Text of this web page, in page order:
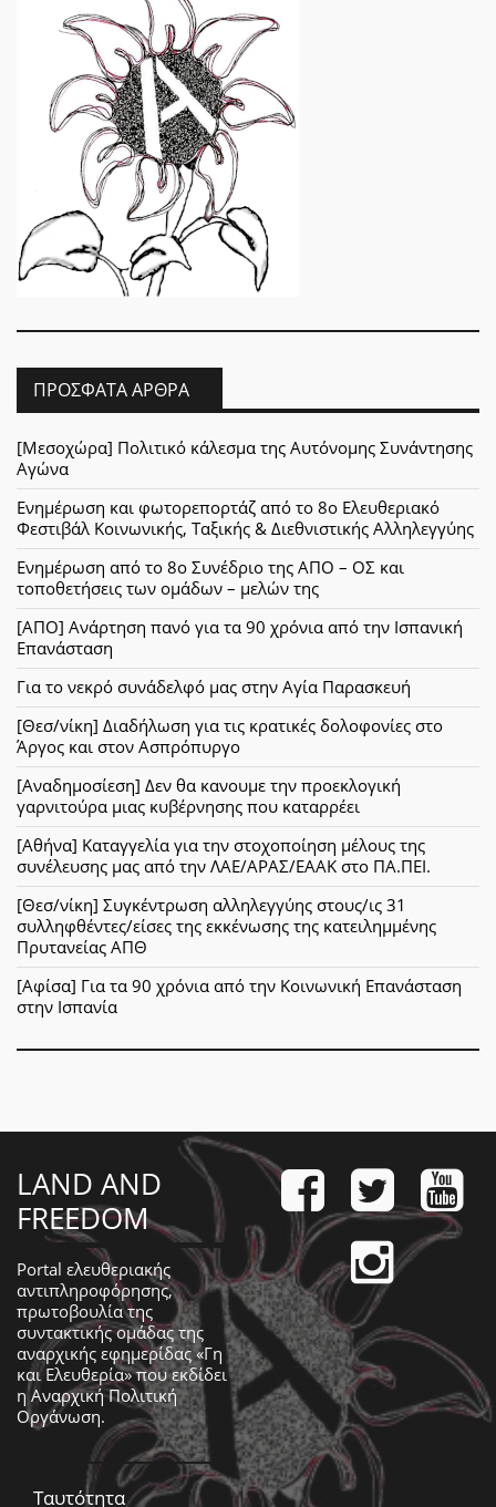
ΠΡΌΣΦΑΤΑ ΆΡΘΡΑ
[Μεσοχώρα] Πολιτικό κάλεσμα της Αυτόνομης Συνάντησης
Αγώνα
Ενημέρωση και φωτορεπορτάζ από το 8ο Ελευθεριακό
Φεστιβάλ Κοινωνικής, Ταξικής & Διεθνιστικής Αλληλεγγύης
Ενημέρωση από το 8ο Συνέδριο της ΑΠΟ – ΟΣ και
τοποθετήσεις των ομάδων – μελών της
[ΑΠΟ] Ανάρτηση πανό για τα 90 χρόνια από την Ισπανική
Επανάσταση
Για το νεκρό συνάδελφό μας στην Αγία Παρασκευή
[Θεσ/νίκη] Διαδήλωση για τις κρατικές δολοφονίες στο
Άργος και στον Ασπρόπυργο
[Αναδημοσίεση] Δεν θα κανουμε την προεκλογική
γαρνιτούρα μιας κυβέρνησης που καταρρέει
[Αθήνα] Καταγγελία για την στοχοποίηση μέλους της
συνέλευσης μας από την ΛΑΕ/ΑΡΑΣ/ΕΑΑΚ στο ΠΑ.ΠΕΙ.
[Θεσ/νίκη] Συγκέντρωση αλληλεγγύης στους/ις 31
συλληφθέντες/είσες της εκκένωσης της κατειλημμένης
Πρυτανείας ΑΠΘ
[Αφίσα] Για τα 90 χρόνια από την Κοινωνική Επανάσταση
στην Ισπανία
LAND AND
FREEDOM
Portal ελευθεριακής
αντιπληροφόρησης,
πρωτοβουλία της
συντακτικής ομάδας της
αναρχικής εφημερίδας «Γη
και Ελευθερία» που εκδίδει
ηΑναρχική Πολιτική
Οργάνωση.
Ταυτότητα